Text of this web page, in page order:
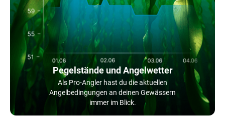
Pegelstände und Angelwetter
Als Pro-Angler hast du die aktuellen
Angelbedingungen an deinen Gewässern
immer im Blick.